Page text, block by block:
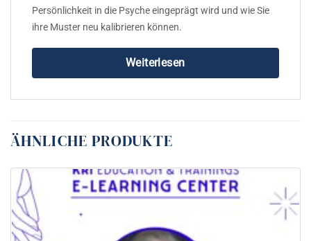
Persönlichkeit in die Psyche eingeprägt wird und wie Sie
ihre Muster neu kalibrieren können.
Weiterlesen
ÄHNLICHE PRODUKTE